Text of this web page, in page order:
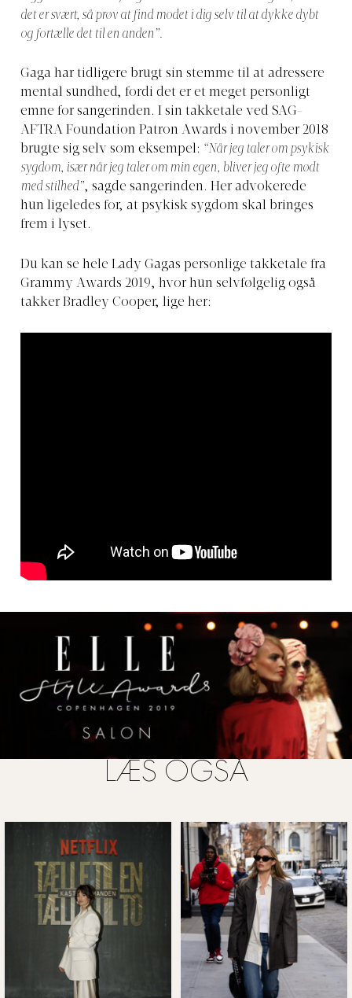
det er svært, så prøv at find modet i dig selv til at dykke dybt
og fortælle det til en anden”.
Gaga har tidligere brugt sin stemme til at adressere
mental sundhed, fordi det er et meget personligt
emne for sangerinden. I sin takketale ved SAG-
AFTRA Foundation Patron Awards i november 2018
brugte sig selv som eksempel: “Når jeg taler om psykisk
sygdom, især når jeg taler om min egen, bliver jeg ofte mødt
med stilhed”, sagde sangerinden. Her advokerede
hun ligeledes for, at psykisk sygdom skal bringes
frem i lyset.
Du kan se hele Lady Gagas personlige takketale fra
Grammy Awards 2019, hvor hun selvfølgelig også
takker Bradley Cooper, lige her:
LÆS OGSÅ